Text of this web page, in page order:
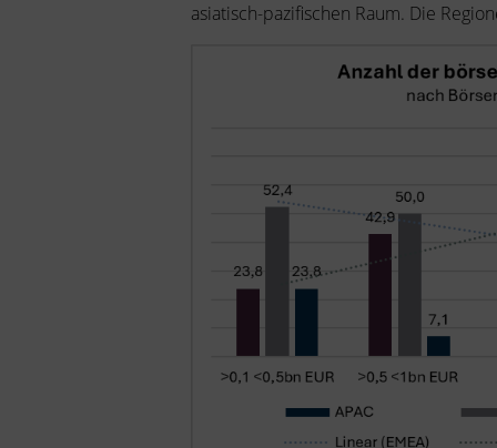
asiatisch-pazifischen Raum. Die